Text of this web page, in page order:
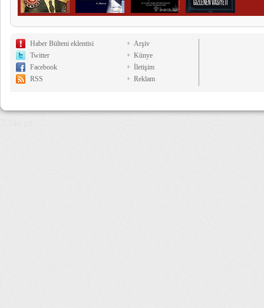
Haber Bülteni eklentisi
Twitter
Facebook
RSS
Arşiv
Künye
İletişim
Reklam